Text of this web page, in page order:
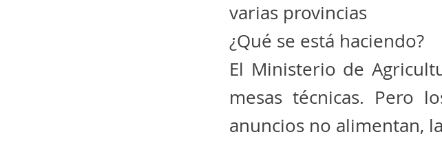
varias provincias
¿Qué se está haciendo?
El Ministerio de
mesas técnicas. Pero
anuncios no alimentan,